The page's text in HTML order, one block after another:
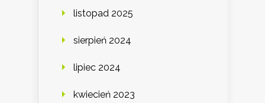
listopad 2025
sierpień 2024
lipiec 2024
kwiecień 2023